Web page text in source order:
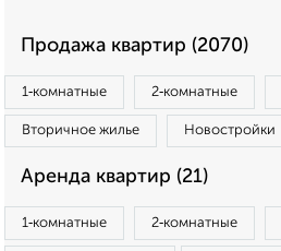
Продажа квартир (2070)
1‑комнатные 2‑комнатные
Вторичное жилье Новостройки
Аренда квартир (21)
1‑комнатные 2‑комнатные